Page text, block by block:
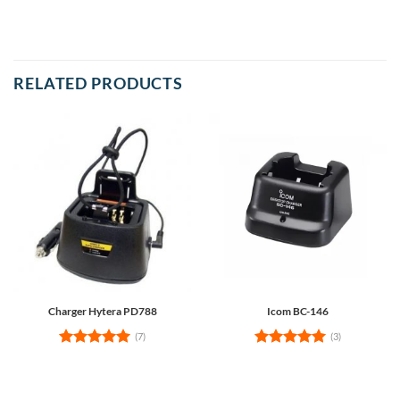
RELATED PRODUCTS
Charger Hytera PD788
(7)
Icom BC-146
(3)